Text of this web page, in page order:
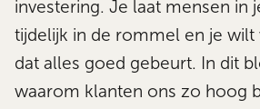
investering. Je laat mensen in
tijdelijk in de rommel en je wilt
dat alles goed gebeurt. In dit
waarom klanten ons zo hoog